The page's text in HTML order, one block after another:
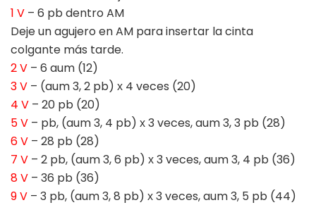
1 V – 6 pb dentro AM
Deje un agujero en AM para insertar la cinta
colgante más tarde.
2 V – 6 aum (12)
3 V – (aum 3, 2 pb) х 4 veces (20)
4 V – 20 pb (20)
5 V – pb, (aum 3, 4 pb) х 3 veces, aum 3, 3 pb (28)
6 V – 28 pb (28)
7 V – 2 pb, (aum 3, 6 pb) х 3 veces, aum 3, 4 pb (36)
8 V – 36 pb (36)
9 V – 3 pb, (aum 3, 8 pb) х 3 veces, aum 3, 5 pb (44)